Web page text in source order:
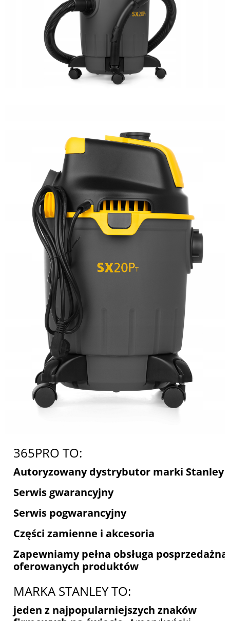
365PRO TO:
Autoryzowany dystrybutor marki Stanley
Serwis gwarancyjny
Serwis pogwarancyjny
Części zamienne i akcesoria
Zapewniamy pełna obsługa posprzedażną
oferowanych produktów
MARKA STANLEY TO:
jeden z najpopularniejszych znaków